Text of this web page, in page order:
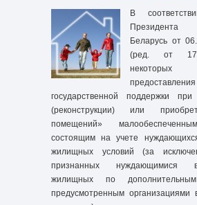
В
Президента
Беларусь от
(ред. от
государственной поддержки при
(реконструкции) или
помещений»
состоящим на учете
жилищных условий (за
признанных нуждающимися
жилищных по
предусмотренным организациями